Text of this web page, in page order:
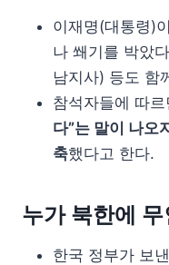
이재명(대통령)
나 쐐기를 박았
남지사) 등도 함
참석자들에 따르
다”는 말이 나오
축했다고 한다.
누가 북한에
한국 정부가 보